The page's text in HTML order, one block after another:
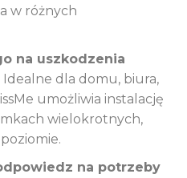
w różnych
na uszkodzenia
Idealne dla domu, biura,
umożliwia instalację
wielokrotnych,
na potrzeby